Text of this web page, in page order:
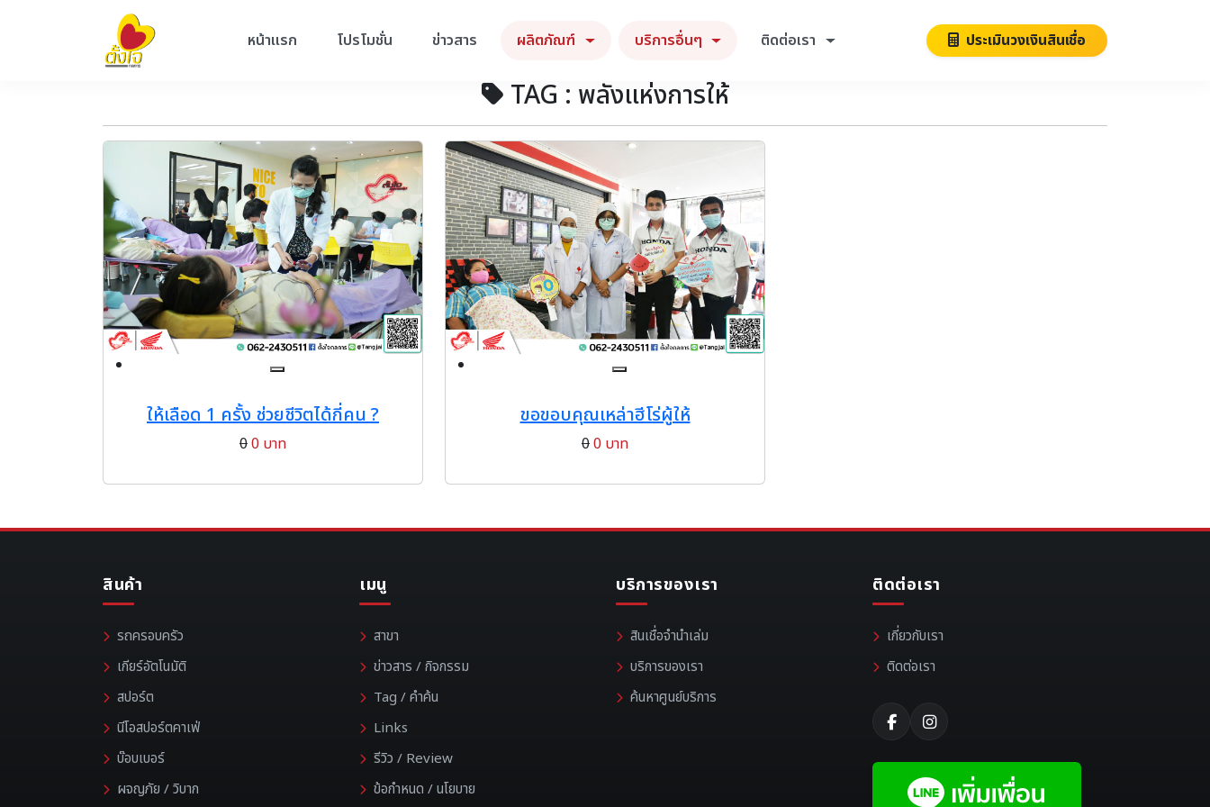
หน้าแรก โปรโมชั่น ข่าวสาร ผลิตภัณฑ์ บริการอื่นๆ ติดต่อเรา ประเมินวงเงินสินเชื่อ
TAG : พลังแห่งการให้
ให้เลือด 1 ครั้ง ช่วยชีวิตได้กี่คน ?
00 บาท
ขอขอบคุณเหล่าฮีโร่ผู้ให้
00 บาท
สินค้า
รถครอบครัว
เกียร์อัตโนมัติ
สปอร์ต
นีโอสปอร์ตคาเฟ่
บ๊อบเบอร์
ผจญภัย / วิบาก
เมนู
สาขา
ข่าวสาร / กิจกรรม
Tag / คำค้น
Links
รีวิว / Review
ข้อกำหนด / นโยบาย
บริการของเรา
สินเชื่อจำนำเล่ม
บริการของเรา
ค้นหาศูนย์บริการ
ติดต่อเรา
เกี่ยวกับเรา
ติดต่อเรา